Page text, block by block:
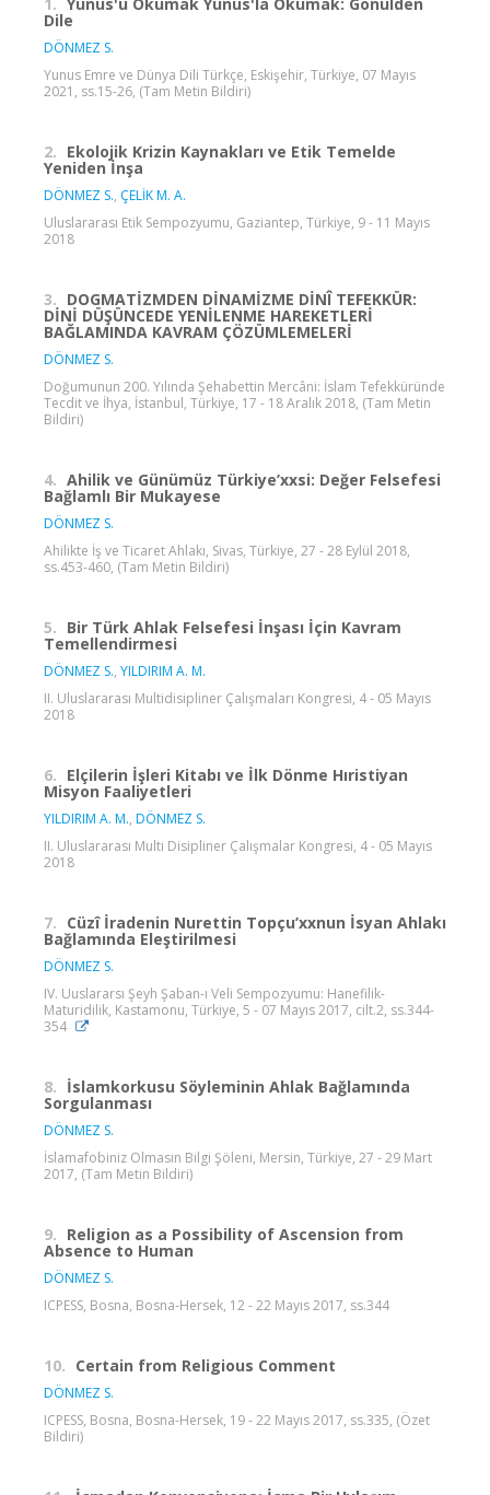
Dile
DÖNMEZ S.
Yunus Emre ve Dünya Dili Türkçe, Eskişehir, Türkiye, 07 Mayıs
2021, ss.15-26, (Tam Metin Bildiri)
2. Ekolojik Krizin Kaynakları ve Etik Temelde
Yeniden İnşa
DÖNMEZ S., ÇELİK M. A.
Uluslararası Etik Sempozyumu, Gaziantep, Türkiye, 9 - 11 Mayıs
2018
3. DOGMATİZMDEN DİNAMİZME DİNÎ TEFEKKÜR:
DİNİ DÜŞÜNCEDE YENİLENME HAREKETLERİ
BAĞLAMINDA KAVRAM ÇÖZÜMLEMELERİ
DÖNMEZ S.
Doğumunun 200. Yılında Şehabettin Mercâni: İslam Tefekküründe
Tecdit ve İhya, İstanbul, Türkiye, 17 - 18 Aralık 2018, (Tam Metin
Bildiri)
4. Ahilik ve Günümüz Türkiye’xxsi: Değer Felsefesi
Bağlamlı Bir Mukayese
DÖNMEZ S.
Ahilikte İş ve Ticaret Ahlakı, Sivas, Türkiye, 27 - 28 Eylül 2018,
ss.453-460, (Tam Metin Bildiri)
5. Bir Türk Ahlak Felsefesi İnşası İçin Kavram
Temellendirmesi
DÖNMEZ S., YILDIRIM A. M.
II. Uluslararası Multidisipliner Çalışmaları Kongresi, 4 - 05 Mayıs
2018
6. Elçilerin İşleri Kitabı ve İlk Dönme Hıristiyan
Misyon Faaliyetleri
YILDIRIM A. M., DÖNMEZ S.
II. Uluslararası Multi Disipliner Çalışmalar Kongresi, 4 - 05 Mayıs
2018
7. Cüzî İradenin Nurettin Topçu’xxnun İsyan Ahlakı
Bağlamında Eleştirilmesi
DÖNMEZ S.
IV. Uuslararsı Şeyh Şaban-ı Veli Sempozyumu: Hanefilik-
Maturidilik, Kastamonu, Türkiye, 5 - 07 Mayıs 2017, cilt.2, ss.344-
354
8. İslamkorkusu Söyleminin Ahlak Bağlamında
Sorgulanması
DÖNMEZ S.
İslamafobiniz Olmasın Bilgi Şöleni, Mersin, Türkiye, 27 - 29 Mart
2017, (Tam Metin Bildiri)
9. Religion as a Possibility of Ascension from
Absence to Human
DÖNMEZ S.
ICPESS, Bosna, Bosna-Hersek, 12 - 22 Mayıs 2017, ss.344
10. Certain from Religious Comment
DÖNMEZ S.
ICPESS, Bosna, Bosna-Hersek, 19 - 22 Mayıs 2017, ss.335, (Özet
Bildiri)